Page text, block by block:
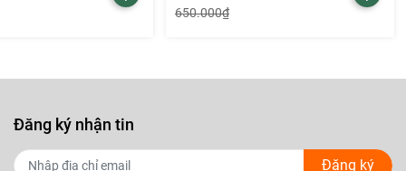
650.000₫
Đăng ký nhận tin
Đăng ký